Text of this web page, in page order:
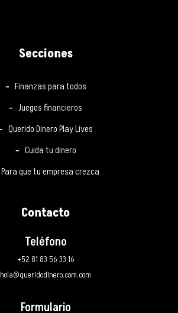
Secciones
Finanzas para todos
Juegos financieros
Querido Dinero Play Lives
Cuida tu dinero
Para que tu empresa crezca
Contacto
Teléfono
+52 81 83 56 33 16
hola@queridodinero.com.com
Formulario